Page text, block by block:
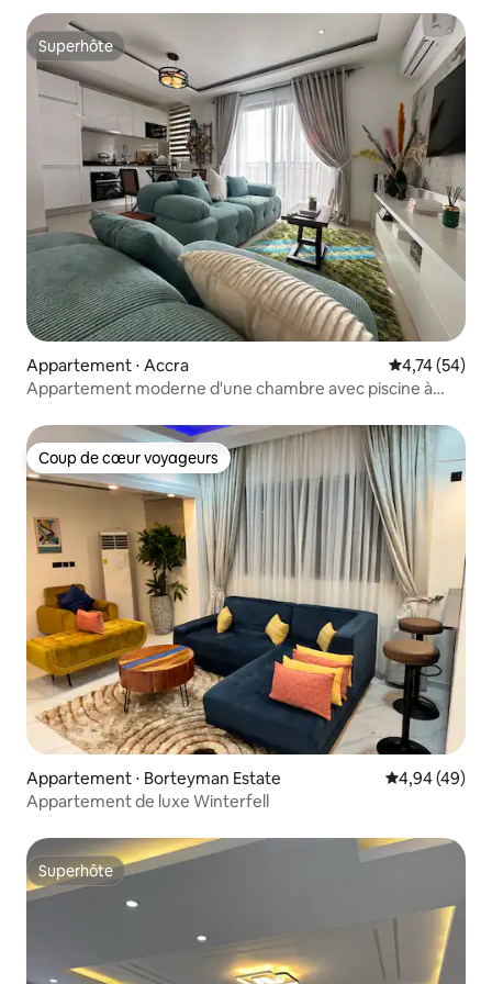
Superhôte
Superhôte
Appartement ⋅ Accra Évaluation
4,74 (54)
Appartement moderne d'une chambre avec piscine à
Coup de cœur voyageurs
Coup de cœur voyageurs
Appartement ⋅ Borteyman Estate Évaluation
4,94 (49)
Appartement de luxe Winterfell
Superhôte
Superhôte